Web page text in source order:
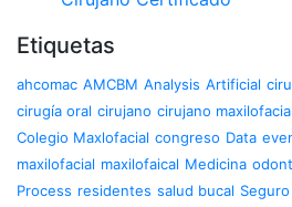
Etiquetas
ahcomac AMCBM Analysis Artificial
cirugía oral cirujano cirujano maxilofacial
Colegio Maxlofacial congreso Data
maxilofacial maxilofaical Medicina
Process residentes salud bucal